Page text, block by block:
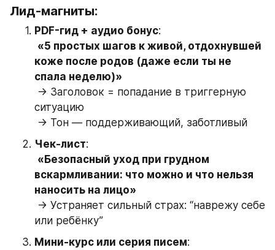
Лид-магниты:
PDF-гид + аудио бонус:
«5 простых шагов к живой, отдохнувшей
коже после родов (даже если ты не
спала неделю)»
ситуацию
→ Тон — поддерживающий, заботливый
Чек-лист:
«Безопасный уход при грудном
вскармливании: что можно и что нельзя
наносить на лицо»
или ребёнку”
Мини-курс или серия писем: